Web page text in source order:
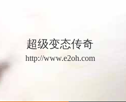
超级变态传奇
http://www.e2oh.com